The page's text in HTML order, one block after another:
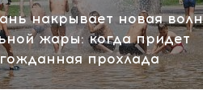
накрывает новая
жары: когда придет
прохлада